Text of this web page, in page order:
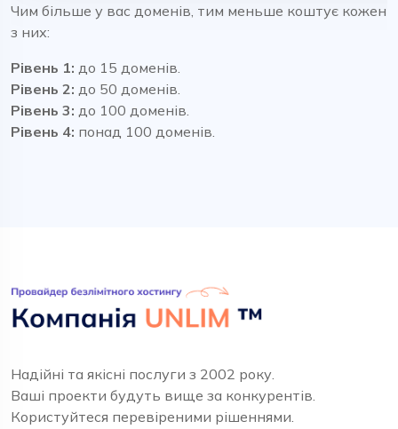
Чим більше у вас доменів, тим меньше коштує кожен
з них:
Рівень 1: до 15 доменів.
Рівень 2: до 50 доменів.
Рівень 3: до 100 доменів.
Рівень 4: понад 100 доменів.
Надійні та якісні послуги з 2002 року.
Ваші проекти будуть вище за конкурентів.
Користуйтеся перевіреними рішеннями.